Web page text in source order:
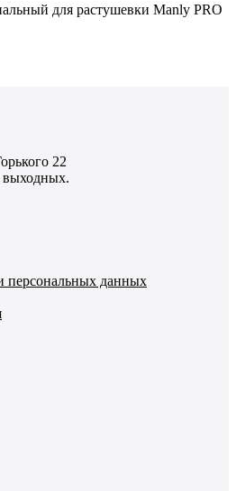
для растушевки Manly PRO
22
выходных.
персональных данных